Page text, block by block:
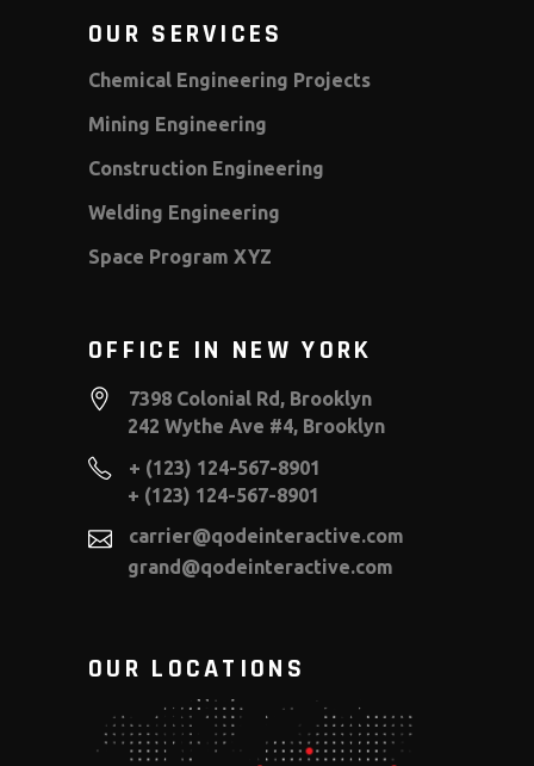
OUR SERVICES
Chemical Engineering Projects
Mining Engineering
Construction Engineering
Welding Engineering
Space Program XYZ
OFFICE IN NEW YORK
7398 Colonial Rd, Brooklyn
242 Wythe Ave #4, Brooklyn
+ (123) 124-567-8901
+ (123) 124-567-8901
carrier@qodeinteractive.com
grand@qodeinteractive.com
OUR LOCATIONS